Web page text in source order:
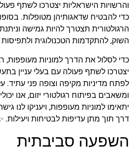
והרשויות הישראליות יצטרכו לשתף
כדי להבטיח שדאגותיהן מטופלות.
הרגולטורית תצטרך להיות גמישה
השוק, להתקדמות הטכנולוגית
כדי לסלול את הדרך למוניות מעופפות,
יצטרכו לשתף פעולה עם בעלי עניין
לפתח מדיניות מקיפה וצופה פני עתיד.
ומשאבים בפיתוח רגולטורי יזום, אנו
יתאימו למוניות מעופפות, ויעניקו לנו
דרך תוך מתן עדיפות לבטיחות ויעילות.
השפעה סביבתית